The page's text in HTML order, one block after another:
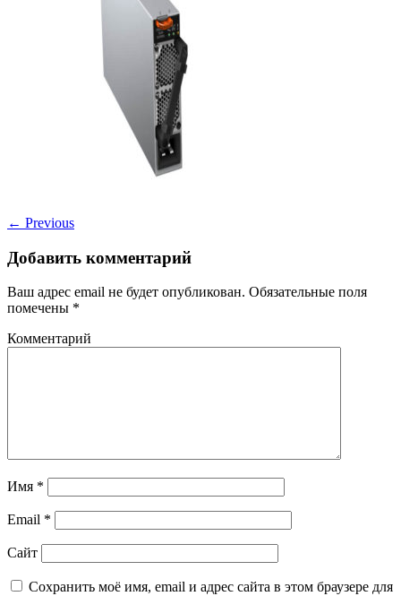
← Previous
Добавить комментарий
Ваш адрес email не будет опубликован. Обязательные поля
помечены *
Комментарий
Имя *
Email *
Сайт
Сохранить моё имя, email и адрес сайта в этом браузере для